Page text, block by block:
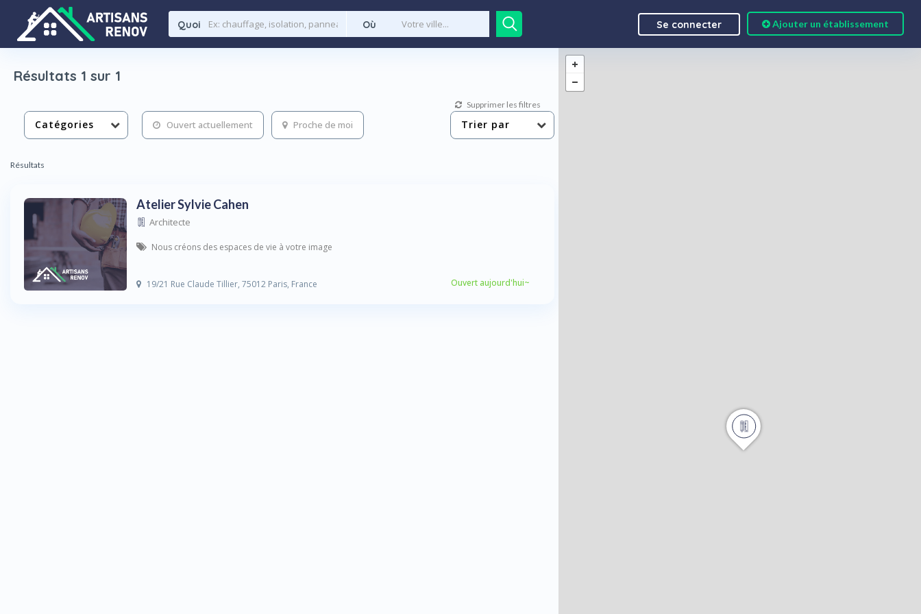
Quoi Où Ajouter un établissement
Se connecter
Résultats 1 sur 1
Supprimer les filtres
Catégories Ouvert actuellement Proche de moi Trier par
Résultats
Atelier Sylvie Cahen
Architecte
Nous créons des espaces de vie à votre image
19/21 Rue Claude Tillier, 75012 Paris, France Ouvert aujourd'hui~